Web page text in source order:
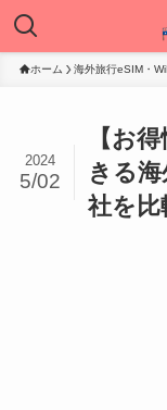
ホーム 海外旅行eSIM・
【お
きる
社を比
2024
5/02